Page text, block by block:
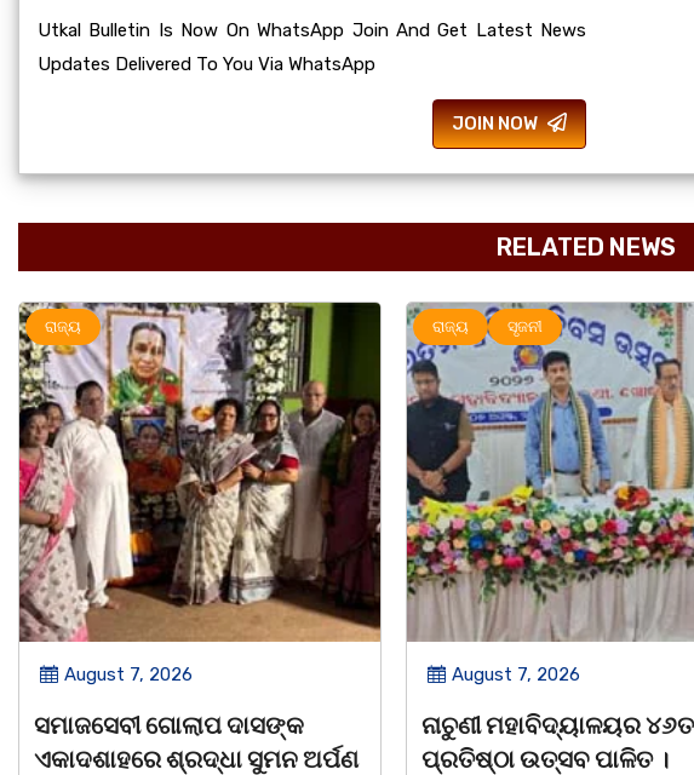
Utkal Bulletin Is Now On WhatsApp Join And Get Latest News
Updates Delivered To You Via WhatsApp
JOIN NOW
RELATED NEWS
ରାଜ୍ୟ ସୃଜନୀ
August 7, 2026
ନାଚୁଣୀ ମହାବିଦ୍ୟାଳୟର ୪୬ତମ
ପ୍ରତିଷ୍ଠା ଉତ୍ସବ ପାଳିତ ।
ରାଜ୍ୟ
August 7, 2026
ବାଲୁଗାଁ ପାଇଁ ୨୦୫୧ ପର୍ଯ୍ୟନ୍ତ
ରୋଡମ୍ୟାପ୍ ପ୍ରସ୍ତୁତ, GIS